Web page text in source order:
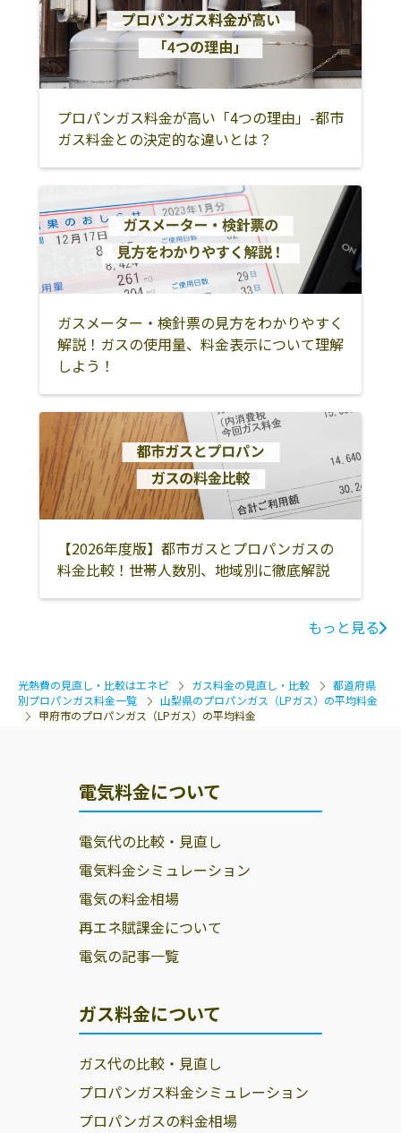
穴水株式会社
400-0861 甲府市
城東1丁目7-2
055-235-8555
株式会社中沢燃
400-0034 甲府市
055-222-5993
株式会社吉字屋
400-0032 甲府市
400-0058 甲府市
宮原町1332
055-241-2700
笛吹市 南巨摩郡早川町
南巨摩郡身延町
南巨摩郡南部町
西八代郡市川三
郷町
大月市
北都留郡小菅村
北都留郡丹波山
南都留郡忍野村
南都留郡山中湖
村
南都留郡鳴沢村
南都留郡富士河
口湖町
南巨摩郡富士川
町
プロパンガス料金が高い「4つの理由」-都市
ガス料金との決定的な違いとは？
ガスメーター・検針票の見方をわかりやすく
解説！ガスの使用量、料金表示について理解
しよう！
【2026年度版】都市ガスとプロパンガスの
料金比較！世帯人数別、地域別に徹底解説
もっと見る
光熱費の見直し・比較はエネピ ガス料金の見直し・比較
都道府県
別プロパンガス料金一覧
山梨県のプロパンガス（LPガス）の平均料金
甲府市のプロパンガス（LPガス）の平均料金
電気料金について
電気代の比較・見直し
電気料金シミュレーション
電気の料金相場
再エネ賦課金について
電気の記事一覧
ガス料金について
ガス代の比較・見直し
プロパンガス料金シミュレーション
プロパンガスの料金相場